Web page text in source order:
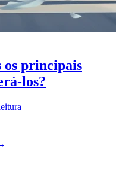
os principais
los?